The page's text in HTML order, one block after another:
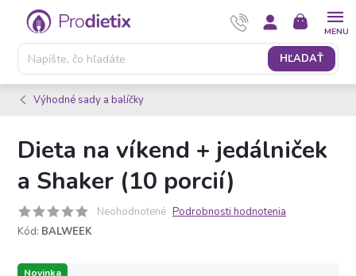
Prejsť
obsah
HĽADAŤ
NÁKUPNÝ
KOŠÍK
Výhodné sady a balíčky
Dieta na víkend + jedálniček
a Shaker (10 porcií)
Neohodnotené Podrobnosti hodnotenia
Kód: BALWEEK
Novinka